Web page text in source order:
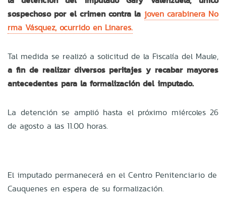
sospechoso por el crimen contra la joven carabinera No
rma Vásquez, ocurrido en Linares.
Tal medida se realizó a solicitud de la Fiscalía del Maule,
a fin de realizar diversos peritajes y recabar mayores
antecedentes para la formalización del imputado.
La detención se amplió hasta el próximo miércoles 26
de agosto a las 11.00 horas.
El imputado permanecerá en el Centro Penitenciario de
Cauquenes en espera de su formalización.